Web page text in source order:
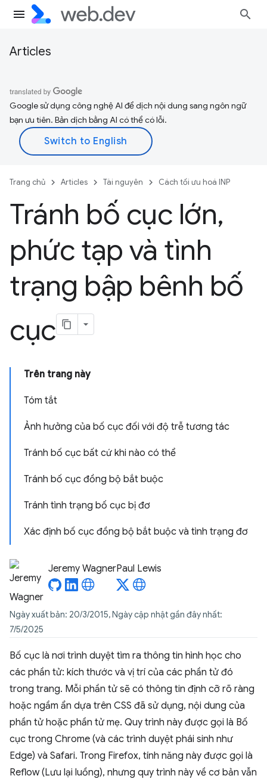
Articles
Google sử dụng công nghệ AI để dịch nội dung sang ngôn ngữ
bạn ưu tiên. Bản dịch bằng AI có thể có lỗi.
Trang chủ Articles Tài nguyên Cách tối ưu hoá INP
Tránh bố cục lớn,
phức tạp và tình
trạng bập bênh bố
cục
Trên trang này
Tóm tắt
Ảnh hưởng của bố cục đối với độ trễ tương tác
Tránh bố cục bất cứ khi nào có thể
Tránh bố cục đồng bộ bắt buộc
Tránh tình trạng bố cục bị đơ
Xác định bố cục đồng bộ bắt buộc và tình trạng đơ
Jeremy WagnerPaul Lewis
Ngày xuất bản: 20/3/2015, Ngày cập nhật gần đây nhất:
7/5/2025
Bố cục là nơi trình duyệt tìm ra thông tin hình học cho
các phần tử: kích thước và vị trí của các phần tử đó
trong trang. Mỗi phần tử sẽ có thông tin định cỡ rõ ràng
hoặc ngầm ẩn dựa trên CSS đã sử dụng, nội dung của
phần tử hoặc phần tử mẹ. Quy trình này được gọi là Bố
cục trong Chrome (và các trình duyệt phái sinh như
Edge) và Safari. Trong Firefox, tính năng này được gọi là
Reflow (Lưu lại luồng), nhưng quy trình này về cơ bản vẫn